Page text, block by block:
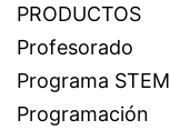
PRODUCTOS
Profesorado
Programa STEM
Programación